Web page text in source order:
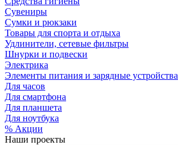
Сувениры
Сумки и рюкзаки
Товары для спорта и отдыха
Удлинители, сетевые фильтры
Шнурки и подвески
Электрика
Элементы питания и зарядные устройства
Для часов
Для смартфона
Для планшета
Для ноутбука
% Акции
Наши проекты